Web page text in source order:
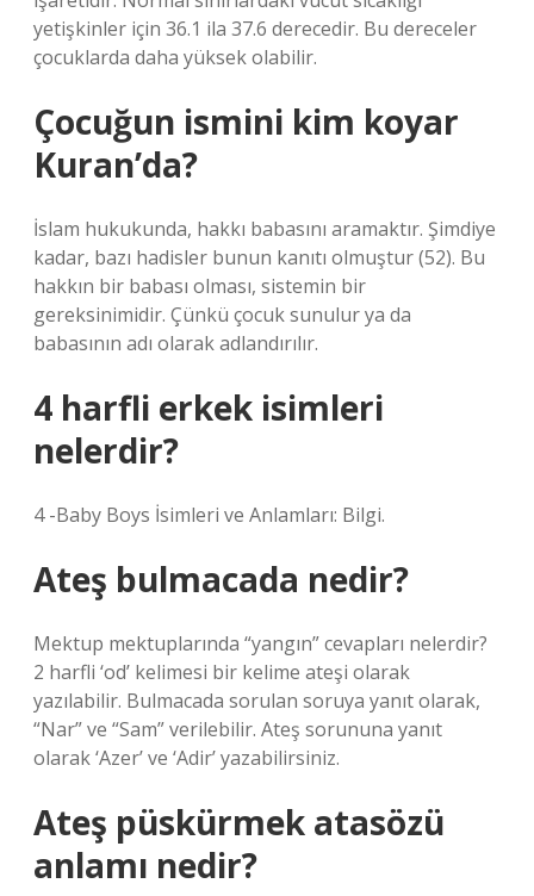
yetişkinler için 36.1 ila 37.6 derecedir. Bu dereceler
çocuklarda daha yüksek olabilir.
Çocuğun ismini kim koyar
Kuran’da?
İslam hukukunda, hakkı babasını aramaktır. Şimdiye
kadar, bazı hadisler bunun kanıtı olmuştur (52). Bu
hakkın bir babası olması, sistemin bir
gereksinimidir. Çünkü çocuk sunulur ya da
babasının adı olarak adlandırılır.
4 harfli erkek isimleri
nelerdir?
4 -Baby Boys İsimleri ve Anlamları: Bilgi.
Ateş bulmacada nedir?
Mektup mektuplarında “yangın” cevapları nelerdir?
2 harfli ‘od’ kelimesi bir kelime ateşi olarak
yazılabilir. Bulmacada sorulan soruya yanıt olarak,
“Nar” ve “Sam” verilebilir. Ateş sorununa yanıt
olarak ‘Azer’ ve ‘Adir’ yazabilirsiniz.
Ateş püskürmek atasözü
anlamı nedir?